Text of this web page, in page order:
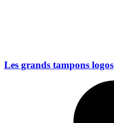
Les grands tampons logos